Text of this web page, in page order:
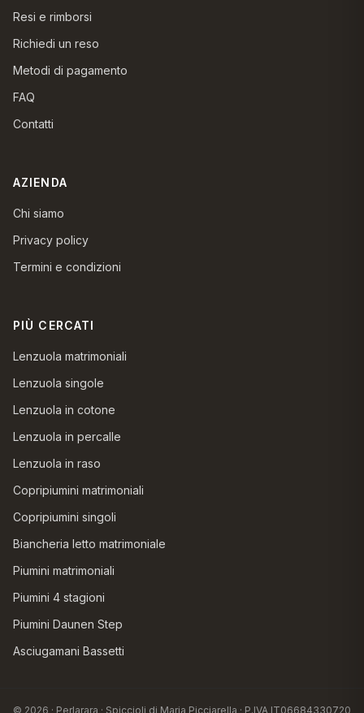
Resi e rimborsi
Richiedi un reso
Metodi di pagamento
FAQ
Contatti
AZIENDA
Chi siamo
Privacy policy
Termini e condizioni
PIÙ CERCATI
Lenzuola matrimoniali
Lenzuola singole
Lenzuola in cotone
Lenzuola in percalle
Lenzuola in raso
Copripiumini matrimoniali
Copripiumini singoli
Biancheria letto matrimoniale
Piumini matrimoniali
Piumini 4 stagioni
Piumini Daunen Step
Asciugamani Bassetti
© 2026 · Perlarara · Spiccioli di Maria Picciarella · P.IVA IT06684330720